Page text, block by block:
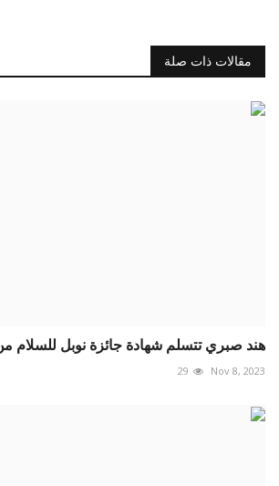
مقالات ذات صلة
هند صبري تتسلم شهادة جائزة نوبل للسلام
Nov 8, 2023
29